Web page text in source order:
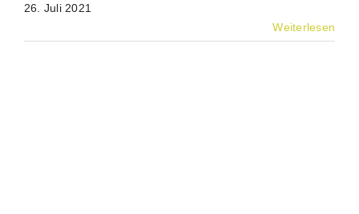
26. Juli 2021
Weiterlesen